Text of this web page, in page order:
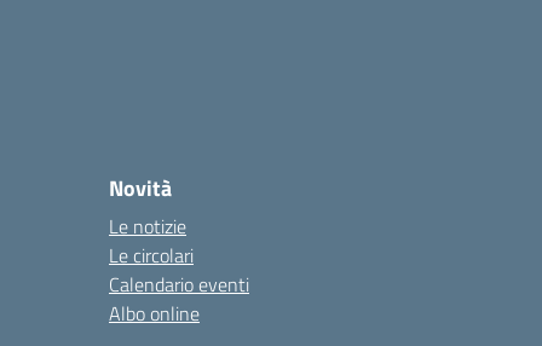
Novità
Le notizie
Le circolari
Calendario eventi
Albo online